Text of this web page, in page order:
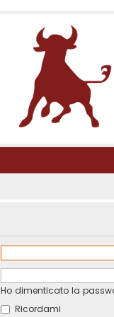
Ho dimenticato la
Ricordami